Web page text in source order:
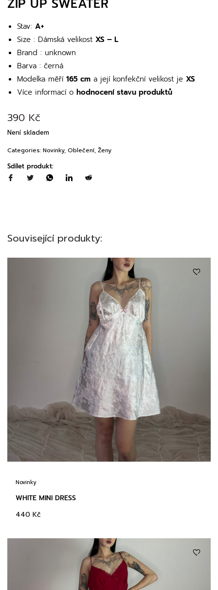
ZIP UP SWEATER
Stav: A+
Size : Dámská velikost XS – L
Brand : unknown
Barva : černá
Modelka měří 165 cm a její konfekční velikost je XS
Více informací o hodnocení stavu produktů
390 Kč
Není skladem
Categories: Novinky, Oblečení, Ženy
Sdílet produkt:
Související produkty:
Novinky
WHITE MINI DRESS
440 Kč